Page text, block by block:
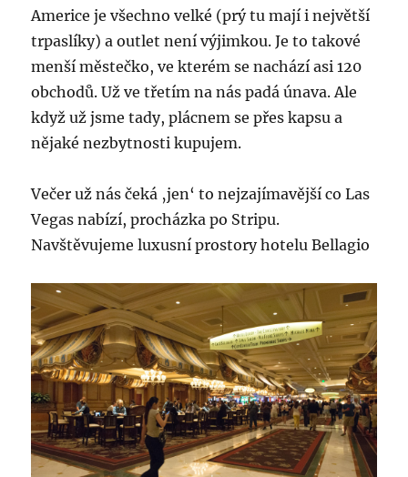
Americe je všechno velké (prý tu mají i největší
trpaslíky) a outlet není výjimkou. Je to takové
menší městečko, ve kterém se nachází asi 120
obchodů. Už ve třetím na nás padá únava. Ale
když už jsme tady, plácnem se přes kapsu a
nějaké nezbytnosti kupujem.
Večer už nás čeká ‚jen‘ to nejzajímavější co Las
Vegas nabízí, procházka po Stripu.
Navštěvujeme luxusní prostory hotelu Bellagio